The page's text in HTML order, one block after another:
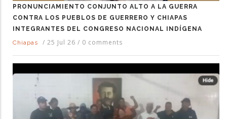
PRONUNCIAMIENTO CONJUNTO ALTO A LA GUERRA
CONTRA LOS PUEBLOS DE GUERRERO Y CHIAPAS
INTEGRANTES DEL CONGRESO NACIONAL INDÍGENA
Chiapas
/ 25 Jul 26 / 0 comments